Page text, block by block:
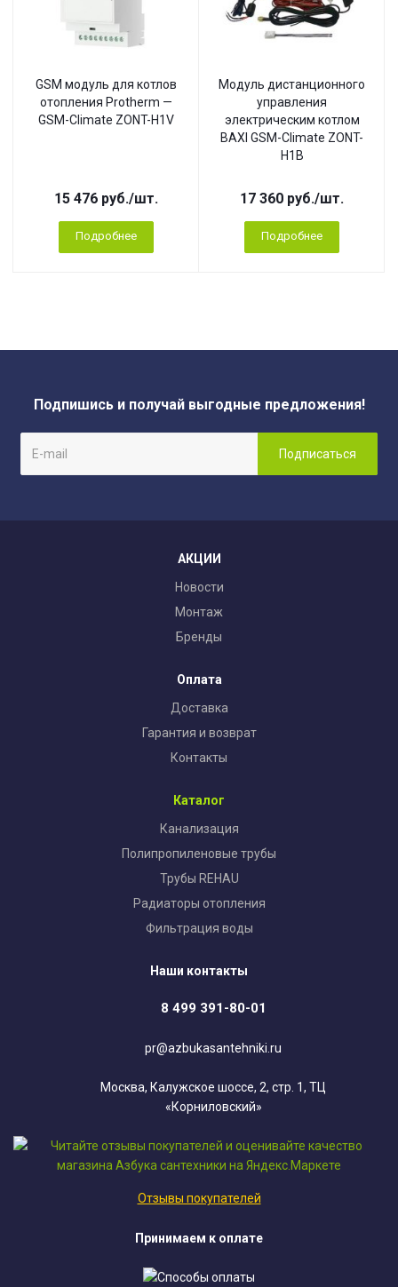
GSM модуль для котлов
отопления Protherm —
GSM-Climate ZONT-H1V
15 476 руб./шт.
Подробнее
Модуль дистанционного
управления
электрическим котлом
BAXI GSM-Climate ZONT-
H1B
17 360 руб./шт.
Подробнее
Подпишись и получай выгодные предложения!
АКЦИИ
Новости
Монтаж
Бренды
Оплата
Доставка
Гарантия и возврат
Контакты
Каталог
Канализация
Полипропиленовые трубы
Трубы REHAU
Радиаторы отопления
Фильтрация воды
Наши контакты
8 499 391-80-01
pr@azbukasantehniki.ru
Москва, Калужское шоссе, 2, стр. 1, ТЦ
«Корниловский»
Отзывы покупателей
Принимаем к оплате